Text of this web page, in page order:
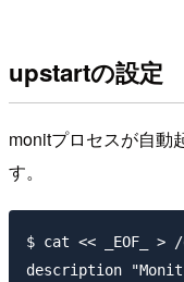
upstartの設定
monitプロセスが自動
す。
$ cat << _EOF_
description "Monit